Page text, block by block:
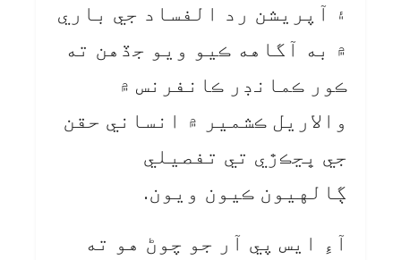
۽ آپريشن رد الفساد جي باري
۾ به آگاهه ڪيو ويو جڏهن ته
ڪور ڪمانڊر ڪانفرنس ۾
والاريل ڪشمير ۾ انساني حقن
جي ڀڃڪڙي تي تفصيلي
ڳالهيون ڪيون ويون.
آءِ ايس پي آر جو چوڻ هو ته